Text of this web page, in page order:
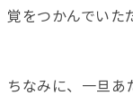
覚をつかんでいた
ちなみに、一旦あ